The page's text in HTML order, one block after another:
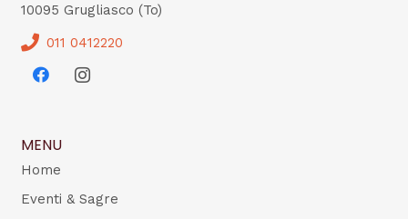
10095 Grugliasco (To)
011 0412220
MENU
Home
Eventi & Sagre